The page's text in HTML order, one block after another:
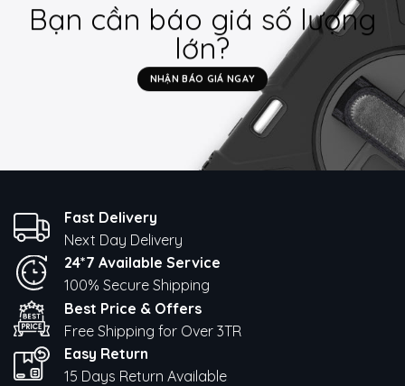
Bạn cần báo giá số lượng
lớn?
NHẬN BÁO GIÁ NGAY
Fast Delivery
Next Day Delivery
24*7 Available Service
100% Secure Shipping
Best Price & Offers
Free Shipping for Over 3TR
Easy Return
15 Days Return Available